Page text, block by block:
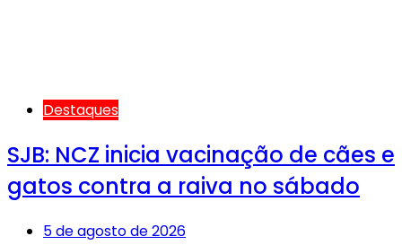
Destaques
SJB: NCZ inicia vacinação de cães e
gatos contra a raiva no sábado
5 de agosto de 2026